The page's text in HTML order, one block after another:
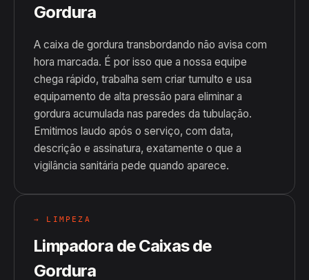
Gordura
A caixa de gordura transbordando não avisa com
hora marcada. É por isso que a nossa equipe
chega rápido, trabalha sem criar tumulto e usa
equipamento de alta pressão para eliminar a
gordura acumulada nas paredes da tubulação.
Emitimos laudo após o serviço, com data,
descrição e assinatura, exatamente o que a
vigilância sanitária pede quando aparece.
→ LIMPEZA
Limpadora de Caixas de
Gordura